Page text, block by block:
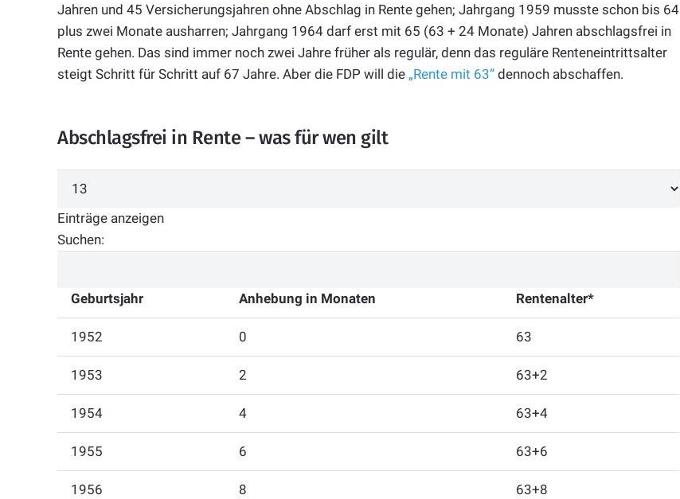
Jahren und 45 Versicherungsjahren ohne Abschlag in Rente gehen; Jahrgang 1959 musste schon bis 64
plus zwei Monate ausharren; Jahrgang 1964 darf erst mit 65 (63 + 24 Monate) Jahren abschlagsfrei in
Rente gehen. Das sind immer noch zwei Jahre früher als regulär, denn das reguläre Renteneintrittsalter
steigt Schritt für Schritt auf 67 Jahre. Aber die FDP will die „Rente mit 63“ dennoch abschaffen.
Abschlagsfrei in Rente – was für wen gilt
Einträge anzeigen
Suchen:
Geburtsjahr Anhebung in Monaten Rentenalter*
1952 0 63
1953 2 63+2
1954 4 63+4
1955 6 63+6
1956 8 63+8